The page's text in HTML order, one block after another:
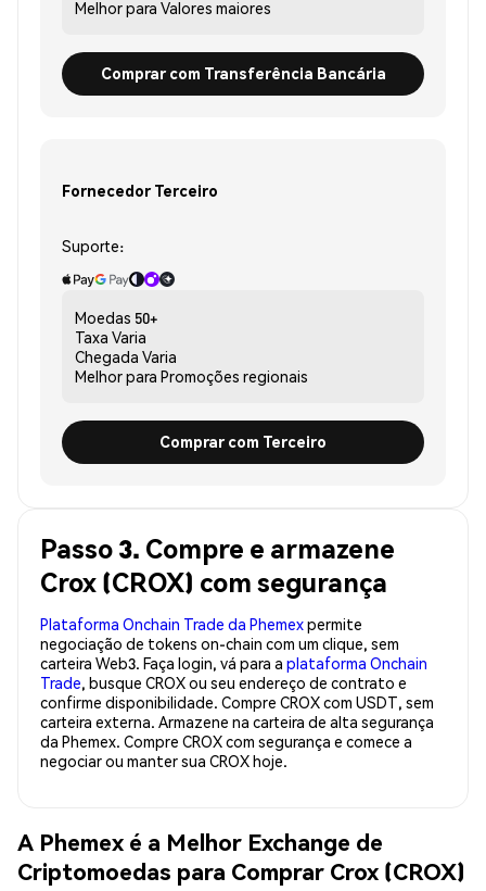
Melhor para Valores maiores
Comprar com Transferência Bancária
Fornecedor Terceiro
Suporte:
Moedas 50+
Taxa Varia
Chegada Varia
Melhor para Promoções regionais
Comprar com Terceiro
Passo 3. Compre e armazene
Crox (CROX) com segurança
Plataforma Onchain Trade da Phemexpermite
negociação de tokens on-chain com um clique, sem
carteira Web3. Faça login, vá para a plataforma Onchain
Trade, busque CROX ou seu endereço de contrato e
confirme disponibilidade. Compre CROX com USDT, sem
carteira externa. Armazene na carteira de alta segurança
da Phemex. Compre CROX com segurança e comece a
negociar ou manter sua CROX hoje.
A Phemex é a Melhor Exchange de
Criptomoedas para Comprar Crox (CROX)